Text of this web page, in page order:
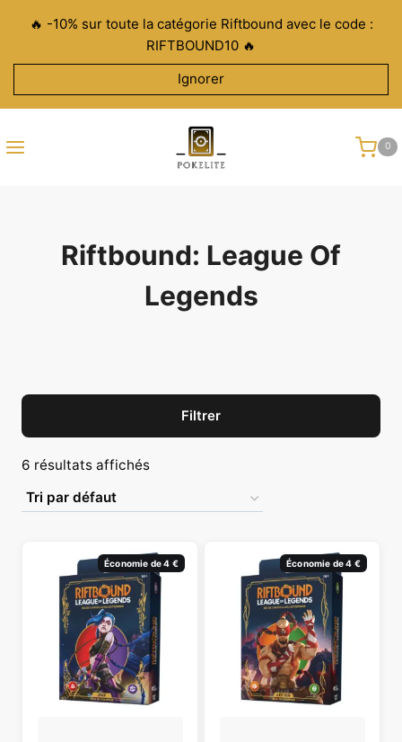
contenu
🔥 -10% sur toute la catégorie Riftbound avec le code :
RIFTBOUND10 🔥
Ignorer
0
Riftbound: League Of
Legends
Filtrer
6 résultats affichés
Économie de 4 € Économie de 4 €